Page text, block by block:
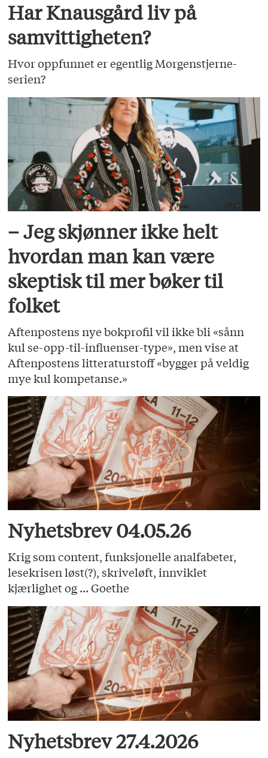
Har Knausgård liv på
samvittigheten?
Hvor oppfunnet er egentlig Morgenstjerne-
serien?
– Jeg skjønner ikke helt
hvordan man kan være
skeptisk til mer bøker til
folket
Aftenpostens nye bokprofil vil ikke bli «sånn
kul se-opp-til-influenser-type», men vise at
Aftenpostens litteraturstoff «bygger på veldig
mye kul kompetanse.»
Nyhetsbrev 04.05.26
Krig som content, funksjonelle analfabeter,
lesekrisen løst(?), skriveløft, innviklet
kjærlighet og ... Goethe
Nyhetsbrev 27.4.2026